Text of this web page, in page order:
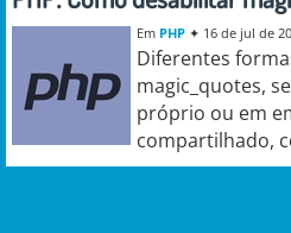
Em PHP ✦ 16 de jul de
Diferentes
magic_quotes,
próprio ou em
compartilhado,